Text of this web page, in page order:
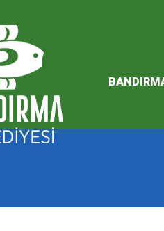
2026 Performans Programı